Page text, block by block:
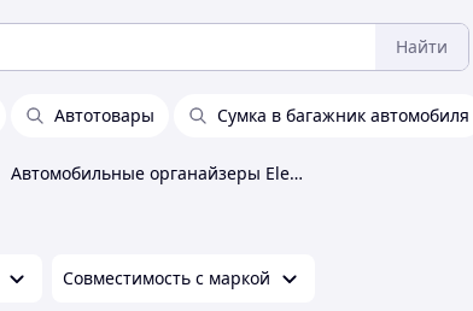
Найти
Автотовары Сумка в багажник автомобиля
Автомобильные органайзеры Elegant
Совместимость с маркой